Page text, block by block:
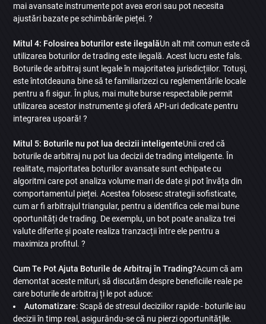
mai avansate instrumente pot avea erori sau pot necesita
ajustări bazate pe schimbările pieței. ?
Mitul 4: Folosirea boturilor este ilegalăUn alt mit comun este că
utilizarea boturilor de trading este ilegală. Acest lucru este fals.
Boturile de arbitraj sunt legale în majoritatea jurisdicțiilor. Totuși,
este întotdeauna bine să te familiarizezi cu reglementările locale
pentru a fi sigur. În plus, mai multe burse respectabile permit
utilizarea acestor instrumente și oferă API-uri dedicate pentru
integrarea ușoară! ?
Mitul 5: Boturile nu pot lua decizii inteligenteUnii cred că
boturile de arbitraj nu pot lua decizii de trading inteligente. În
realitate, majoritatea boturilor avansate sunt echipate cu
algoritmi care pot analiza volume mari de date și pot învăța din
comportamentul pieței. Acestea folosesc strategii sofisticate,
cum ar fi arbitrajul triangular, pentru a identifica cele mai bune
oportunități de trading. De exemplu, un bot poate analiza trei
valute diferite și poate realiza tranzacții între ele pentru a
maximiza profitul. ?
Cum Te Pot Ajuta Boturile de Arbitraj în Trading?Acum că am
demontat aceste mituri, să discutăm despre beneficiile reale pe
care boturile de arbitraj ți le pot aduce:
Automatizare: Scapă de stresul deciziilor rapide - boturile iau
decizii în timp real, asigurându-se că nu pierzi oportunitățile.